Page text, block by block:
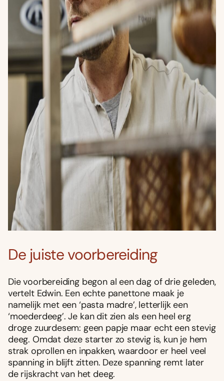
De juiste voorbereiding
Die voorbereiding begon al een dag of drie geleden,
vertelt Edwin. Een echte panettone maak je
namelijk met een ‘pasta madre’, letterlijk een
‘moederdeeg’. Je kan dit zien als een heel erg
droge zuurdesem: geen papje maar echt een stevig
deeg. Omdat deze starter zo stevig is, kun je hem
strak oprollen en inpakken, waardoor er heel veel
spanning in blijft zitten. Deze spanning remt later
de rijskracht van het deeg.